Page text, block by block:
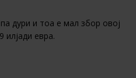
дури и тоа е мал збор овој
илјади евра.